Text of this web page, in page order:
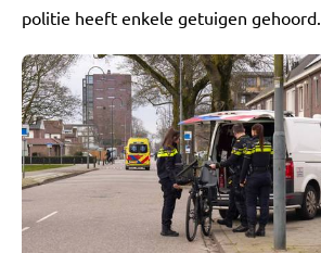
politie heeft enkele getuigen gehoord.